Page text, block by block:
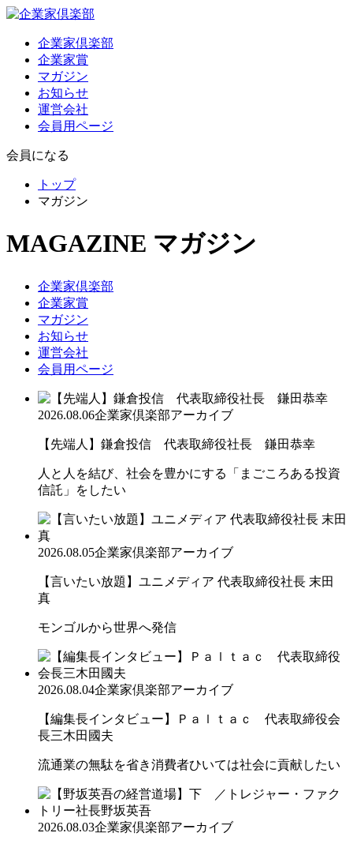
企業家倶楽部
企業家賞
マガジン
お知らせ
運営会社
会員用ページ
会員になる
トップ
マガジン
MAGAZINE マガジン
企業家倶楽部
企業家賞
マガジン
お知らせ
運営会社
会員用ページ
2026.08.06企業家倶楽部アーカイブ
【先端人】鎌倉投信 代表取締役社長 鎌田恭幸
人と人を結び、社会を豊かにする「まごころある投資
信託」をしたい
2026.08.05企業家倶楽部アーカイブ
【言いたい放題】ユニメディア 代表取締役社長 末田
真
モンゴルから世界へ発信
2026.08.04企業家倶楽部アーカイブ
【編集長インタビュー】Ｐａｌｔａｃ 代表取締役会
長三木田國夫
流通業の無駄を省き消費者ひいては社会に貢献したい
2026.08.03企業家倶楽部アーカイブ